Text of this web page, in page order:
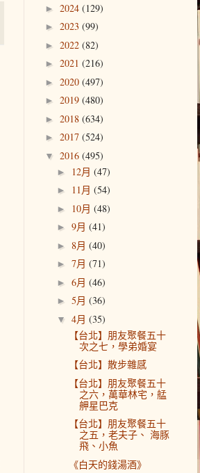
► 2024 (129)
► 2023 (99)
► 2022 (82)
► 2021 (216)
► 2020 (497)
► 2019 (480)
► 2018 (634)
► 2017 (524)
▼ 2016 (495)
► 12月 (47)
► 11月 (54)
► 10月 (48)
► 9月 (41)
► 8月 (40)
► 7月 (71)
► 6月 (46)
► 5月 (36)
▼ 4月 (35)
【台北】朋友聚餐五十
次之七，學弟婚宴
【台北】散步雜感
【台北】朋友聚餐五十
之六，萬華林宅，艋
舺星巴克
【台北】朋友聚餐五十
之五，老夫子、 海豚
飛、小魚
《白天的錢湯酒》